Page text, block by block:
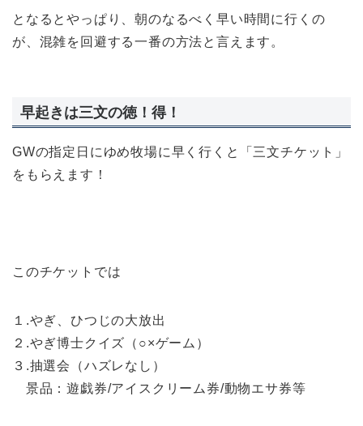
となるとやっぱり、朝のなるべく早い時間に行くの
が、混雑を回避する一番の方法と言えます。
早起きは三文の徳！得！
GWの指定日にゆめ牧場に早く行くと「三文チケット」
をもらえます！
このチケットでは
１.やぎ、ひつじの大放出
２.やぎ博士クイズ（○×ゲーム）
３.抽選会（ハズレなし）
景品：遊戯券/アイスクリーム券/動物エサ券等